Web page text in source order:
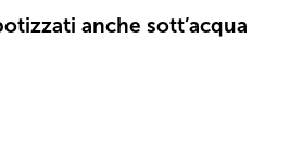
anche sott’acqua